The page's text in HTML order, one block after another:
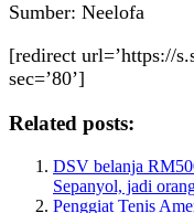
Sumber: Neelofa
[redirect url=’https://
sec=’80’]
Related posts:
DSV belanja
Sepanyol, jadi
Penggiat Tenis